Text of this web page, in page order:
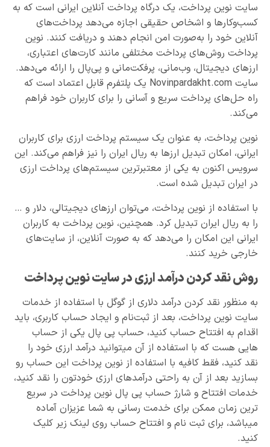
سایت نوین پرداخت، یک درگاه پرداخت آنلاین ایرانی است که به
کسب‌و‌کارها و اشخاص حقیقی اجازه می‌دهد پرداخت‌های
آنلاین خود را به‌صورت امن انجام دهند و دریافت کنند. نوین
پرداخت روش‌های پرداخت مختلفی مانند کارت‌های اعتباری،
ارزهای دیجیتال، وب‌مانی، پرفکت‌مانی و پی‌پال را ارائه می‌دهد.
سایت Novinpardakht.com یک پلتفرم قابل اعتماد است که
راه حل‌های پرداخت سریع و آسانی را برای کاربران خود فراهم
می‌کند.
نوین پرداخت، به عنوان یک سیستم پرداخت ارزی برای کاربران
ایرانی، امکان تبدیل ارزها به ریال ایران را نیز فراهم می‌کند. این
سرویس اکنون به یکی از معتبرترین سیستم‌های پرداخت ارزی
در ایران تبدیل شده است.
با استفاده از نوین پرداخت، می‌توان ارزهای دیجیتالی، دلار و …
را به ریال ایران تبدیل کرد. همچنین، نوین پرداخت به کاربران
ایرانی این امکان را می‌دهد که به صورت آنلاین، از سایت‌های
خارجی خرید کنند.
روش نقد کردن درآمد ارزی در سایت نوین پرداخت
به منظور نقد کردن درآمد دلاری از گوگل با استفاده از خدمات
سایت نوین پرداخت، بعد از ثبت‌نام و ایجاد حساب کاربری، باید
اقدام به افتتاح حساب کنید، حساب پی پال یکی از حساب
هایی هست که با استفاده از آن میتوانید درآمد ارزی خود را
نقد کنید، فقط کافیه با استفاده از نوین پرداخت این حساب رو
بسازید بعد از آن به راحتی درآمدهای ارزی خودتون را نقد کنید،
خدمات افتتاح و شارژ حساب پی پال نوین پرداخت در سریع
ترین زمان ممکن برای خدمت رسانی به شما عزیزان آماده
میباشد، برای ثبت نام و افتتاح حساب روی لینک زیر کلیک
کنید.